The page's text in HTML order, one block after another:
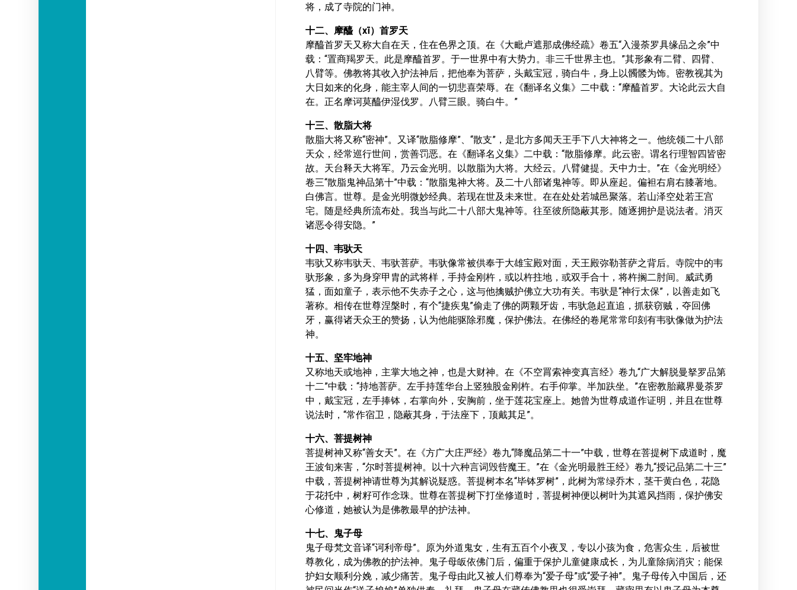
将，成了寺院的门神。
十二、摩醯（xī）首罗天
摩醯首罗天又称大自在天，住在色界之顶。在《大毗卢遮那成佛经疏》卷五“入漫荼罗具缘品之余”中
载：“置商羯罗天。此是摩醯首罗。于一世界中有大势力。非三千世界主也。”其形象有二臂、四臂、
八臂等。佛教将其收入护法神后，把他奉为菩萨，头戴宝冠，骑白牛，身上以髑髅为饰。密教视其为
大日如来的化身，能主宰人间的一切悲喜荣辱。在《翻译名义集》二中载：“摩醯首罗。大论此云大自
在。正名摩诃莫醯伊湿伐罗。八臂三眼。骑白牛。”
十三、散脂大将
散脂大将又称“密神”。又译“散脂修摩”、“散支”，是北方多闻天王手下八大神将之一。他统领二十八部
天众，经常巡行世间，赏善罚恶。在《翻译名义集》二中载：“散脂修摩。此云密。谓名行理智四皆密
故。天台释天大将军。乃云金光明。以散脂为大将。大经云。八臂健提。天中力士。”在《金光明经》
卷三“散脂鬼神品第十”中载：“散脂鬼神大将。及二十八部诸鬼神等。即从座起。偏袒右肩右膝著地。
白佛言。世尊。是金光明微妙经典。若现在世及未来世。在在处处若城邑聚落。若山泽空处若王宫
宅。随是经典所流布处。我当与此二十八部大鬼神等。往至彼所隐蔽其形。随逐拥护是说法者。消灭
诸恶令得安隐。”
十四、韦驮天
韦驮又称韦驮天、韦驮菩萨。韦驮像常被供奉于大雄宝殿对面，天王殿弥勒菩萨之背后。寺院中的韦
驮形象，多为身穿甲胄的武将样，手持金刚杵，或以杵拄地，或双手合十，将杵搁二肘间。威武勇
猛，面如童子，表示他不失赤子之心，这与他擒贼护佛立大功有关。韦驮是“神行太保”，以善走如飞
著称。相传在世尊涅槃时，有个“捷疾鬼”偷走了佛的两颗牙齿，韦驮急起直追，抓获窃贼，夺回佛
牙，赢得诸天众王的赞扬，认为他能驱除邪魔，保护佛法。在佛经的卷尾常常印刻有韦驮像做为护法
神。
十五、坚牢地神
又称地天或地神，主掌大地之神，也是大财神。在《不空罥索神变真言经》卷九“广大解脱曼拏罗品第
十二”中载：“持地菩萨。左手持莲华台上竖独股金刚杵。右手仰掌。半加趺坐。”在密教胎藏界曼荼罗
中，戴宝冠，左手捧钵，右掌向外，安胸前，坐于莲花宝座上。她曾为世尊成道作证明，并且在世尊
说法时，“常作宿卫，隐蔽其身，于法座下，顶戴其足”。
十六、菩提树神
菩提树神又称“善女天”。在《方广大庄严经》卷九“降魔品第二十一”中载，世尊在菩提树下成道时，魔
王波旬来害，“尔时菩提树神。以十六种言词毁呰魔王。”在《金光明最胜王经》卷九“授记品第二十三”
中载，菩提树神请世尊为其解说疑惑。菩提树本名“毕钵罗树”，此树为常绿乔木，茎干黄白色，花隐
于花托中，树籽可作念珠。世尊在菩提树下打坐修道时，菩提树神便以树叶为其遮风挡雨，保护佛安
心修道，她被认为是佛教最早的护法神。
十七、鬼子母
鬼子母梵文音译“诃利帝母”。原为外道鬼女，生有五百个小夜叉，专以小孩为食，危害众生，后被世
尊教化，成为佛教的护法神。鬼子母皈依佛门后，偏重于保护儿童健康成长，为儿童除病消灾；能保
护妇女顺利分娩，减少痛苦。鬼子母由此又被人们尊奉为“爱子母”或“爱子神”。鬼子母传入中国后，还